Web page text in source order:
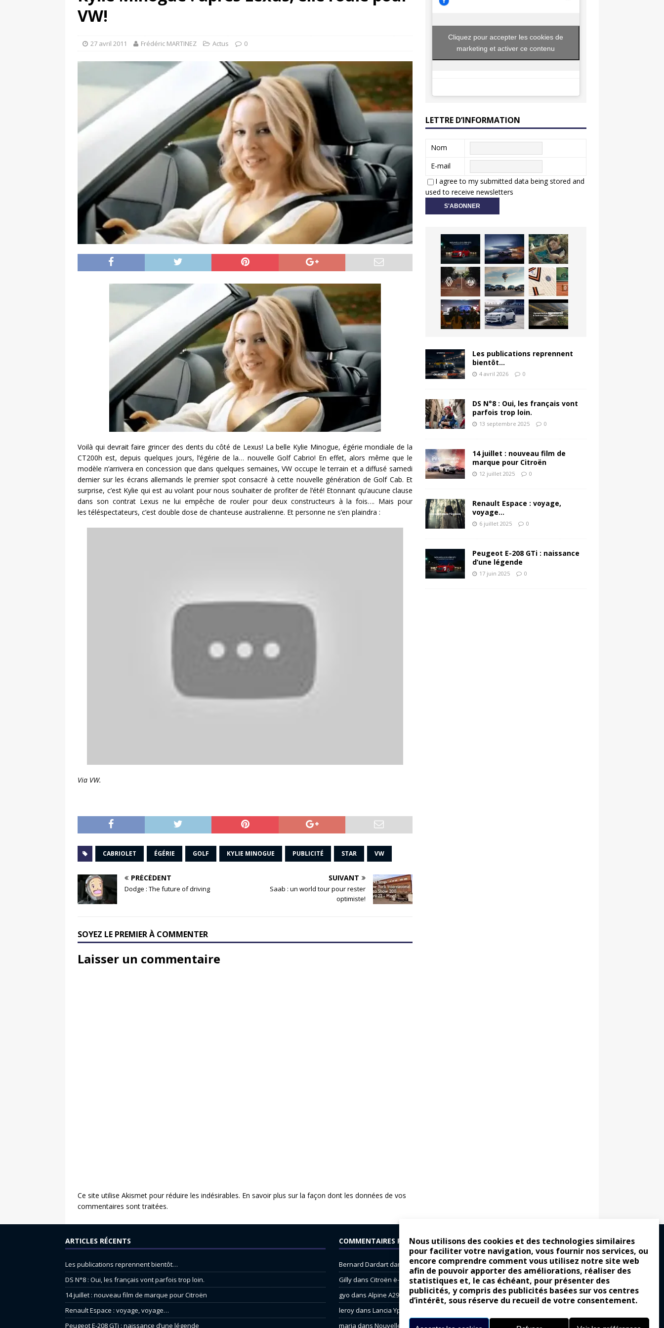
Nous utilisons des cookies et des technologies similaires
pour faciliter votre navigation, vous fournir nos services, ou
encore comprendre comment vous utilisez notre site web
afin de pouvoir apporter des améliorations, réaliser des
statistiques et, le cas échéant, pour présenter des
publicités, y compris des publicités basées sur vos centres
d’intérêt, sous réserve du recueil de votre consentement.
[ 4 avril 2026 ]
Les publications reprennent bientôt…
VW!
27 avril 2011 Frédéric MARTINEZ Actus 0
Voilà qui devrait faire grincer des dents du côté de Lexus! La belle Kylie Minogue, égérie mondiale de la
CT200h est, depuis quelques jours, l’égérie de la… nouvelle Golf Cabrio! En effet, alors même que le
modèle n’arrivera en concession que dans quelques semaines, VW occupe le terrain et a diffusé samedi
dernier sur les écrans allemands le premier spot consacré à cette nouvelle génération de Golf Cab. Et
surprise, c’est Kylie qui est au volant pour nous souhaiter de profiter de l’été! Etonnant qu’aucune clause
dans son contrat Lexus ne lui empêche de rouler pour deux constructeurs à la fois…. Mais pour
les téléspectateurs, c’est double dose de chanteuse australienne. Et personne ne s’en plaindra :
Via VW.
CABRIOLET ÉGÉRIE GOLF KYLIE MINOGUE PUBLICITÉ STAR VW
PRÉCÉDENT
Dodge : The future of driving
SUIVANT
Saab : un world tour pour rester
optimiste!
SOYEZ LE PREMIER À COMMENTER
Laisser un commentaire
Ce site utilise Akismet pour réduire les indésirables. En savoir plus sur la façon dont les données de vos
commentaires sont traitées.
Cliquez pour accepter les cookies de
marketing et activer ce contenu
LETTRE D’INFORMATION
Nom
E-mail
I agree to my submitted data being stored and
used to receive newsletters
Les publications reprennent
bientôt…
4 avril 2026 0
DS N°8 : Oui, les français vont
parfois trop loin.
13 septembre 2025 0
14 juillet : nouveau film de
marque pour Citroën
12 juillet 2025 0
Renault Espace : voyage,
voyage…
6 juillet 2025 0
Peugeot E-208 GTi : naissance
d’une légende
17 juin 2025 0
ARTICLES RÉCENTS
Les publications reprennent bientôt…
DS N°8 : Oui, les français vont parfois trop loin.
14 juillet : nouveau film de marque pour Citroën
Renault Espace : voyage, voyage…
Peugeot E-208 GTi : naissance d’une légende
COMMENTAIRES RÉCENTS
Bernard Dardartdans
Dacia Sandero : pour les gens vrais
Gillydans Citroën ë-C3 : la révolution a commencé
gyo dans Alpine A290 : L’irrésistible attraction de la légèreté
leroydans Lancia Ypsilon : naturellement envoûtante ?
maria dans Nouvelle Opel Corsa : Yes of Corsa !